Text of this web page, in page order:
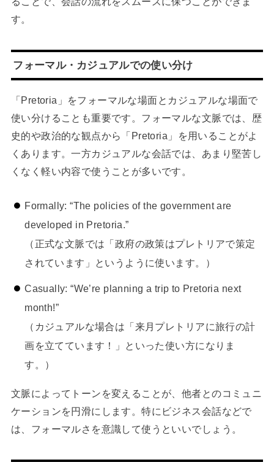
す。
フォーマル・カジュアルでの使い分け
「Pretoria」をフォーマルな場面とカジュアルな場面で
使い分けることも重要です。フォーマルな文脈では、歴
史的や政治的な観点から「Pretoria」を用いることがよ
くあります。一方カジュアルな会話では、あまり堅苦し
くなく軽い内容で使うことが多いです。
Formally: “The policies of the government are
developed in Pretoria.”
（正式な文脈では「政府の政策はプレトリアで策定
されています」というように使います。）
Casually: “We’re planning a trip to Pretoria next
month!”
（カジュアルな場合は「来月プレトリアに旅行の計
画を立てています！」といった使い方になりま
す。）
文脈によってトーンを変えることが、他者とのコミュニ
ケーションを円滑にします。特にビジネス会話などで
は、フォーマルさを意識して使うといいでしょう。